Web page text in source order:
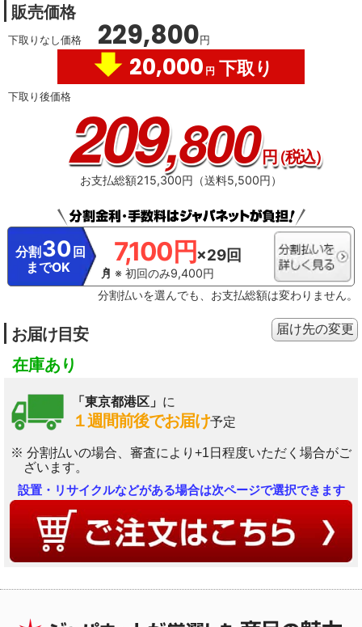
販売価格
下取りなし価格 229,800円
20,000 円 下取り
下取り後価格209,800円（税込）
お支払総額215,300円（送料5,500円）
分割 30 回
までOK
7,100円×29回
※ 初回のみ9,400円
分割払いを選んでも、お支払総額は変わりません。
お届け目安
在庫あり
「東京都港区」 に
１週間前後でお届け予定
※ 分割払いの場合、審査により+1日程度いただく場合がご
ざいます。
届け先の変更
設置・リサイクルなどがある場合は次ページで選択できます